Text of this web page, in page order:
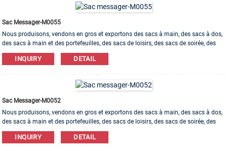
Sac Messager-M0055
Nous produisons, vendons en gros et exportons des sacs à main, des sacs à dos,
des sacs à main et des portefeuilles, des sacs de loisirs, des sacs de soirée, des
trousses de maquillage, des sacs pour bracelets, etc. Des matériaux en cuir, PU, ​​
toile, nylon, coton sont disponibles. L'ordre d'OEM et d'ODM est bienvenu!
INQUIRY DETAIL
Sac Messager-M0052
Nous produisons, vendons en gros et exportons des sacs à main, des sacs à dos,
des sacs à main et des portefeuilles, des sacs de loisirs, des sacs de soirée, des
trousses de maquillage, des sacs pour bracelets, etc. Des matériaux en cuir, PU, ​​
toile, nylon, coton sont disponibles. L'ordre d'OEM et d'ODM est bienvenu!
INQUIRY DETAIL